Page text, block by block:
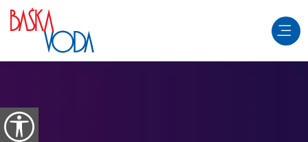
Salta al contenuto
Apri le opzioni di accessibilità